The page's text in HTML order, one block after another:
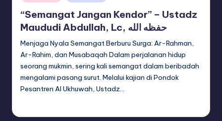
in
“Semangat Jangan Kendor” – Ustadz
Maududi Abdullah, Lc, حفظه الله
Menjaga Nyala Semangat Berburu Surga: Ar-Rahman,
Ar-Rahim, dan Musabaqah Dalam perjalanan hidup
seorang mukmin, sering kali semangat dalam beribadah
mengalami pasang surut. Melalui kajian di Pondok
Pesantren Al Ukhuwah, Ustadz…